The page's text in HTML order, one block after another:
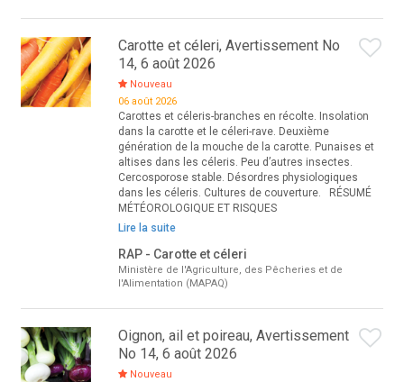
Carotte et céleri, Avertissement No
14, 6 août 2026
Nouveau
06 août 2026
Carottes et céleris-branches en récolte. Insolation
dans la carotte et le céleri-rave. Deuxième
génération de la mouche de la carotte. Punaises et
altises dans les céleris. Peu d’autres insectes.
Cercosporose stable. Désordres physiologiques
dans les céleris. Cultures de couverture. RÉSUMÉ
MÉTÉOROLOGIQUE ET RISQUES
Lire la suite
RAP - Carotte et céleri
Ministère de l'Agriculture, des Pêcheries et de
l'Alimentation (MAPAQ)
Oignon, ail et poireau, Avertissement
No 14, 6 août 2026
Nouveau